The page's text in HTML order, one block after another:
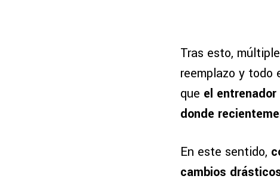
Tras esto,
reemplazo y todo
que el
donde
En este sentido,
cambios